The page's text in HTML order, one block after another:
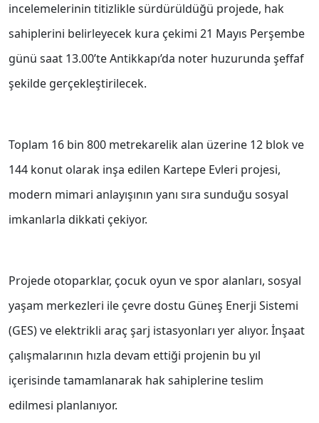
incelemelerinin titizlikle sürdürüldüğü projede, hak
sahiplerini belirleyecek kura çekimi 21 Mayıs Perşembe
günü saat 13.00’te Antikkapı’da noter huzurunda şeffaf
şekilde gerçekleştirilecek.
Toplam 16 bin 800 metrekarelik alan üzerine 12 blok ve
144 konut olarak inşa edilen Kartepe Evleri projesi,
modern mimari anlayışının yanı sıra sunduğu sosyal
imkanlarla dikkati çekiyor.
Projede otoparklar, çocuk oyun ve spor alanları, sosyal
yaşam merkezleri ile çevre dostu Güneş Enerji Sistemi
(GES) ve elektrikli araç şarj istasyonları yer alıyor. İnşaat
çalışmalarının hızla devam ettiği projenin bu yıl
içerisinde tamamlanarak hak sahiplerine teslim
edilmesi planlanıyor.